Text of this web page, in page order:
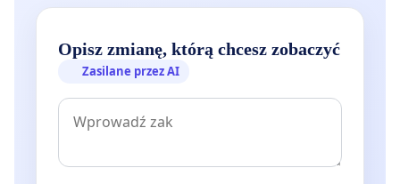
Opisz zmianę, którą chcesz zobaczyć
Zasilane przez AI